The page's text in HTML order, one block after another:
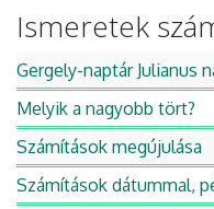
Ismeretek
Gergely-naptár Julianus
Melyik a nagyobb tört?
Számítások megújulása
Számítások dátummal,